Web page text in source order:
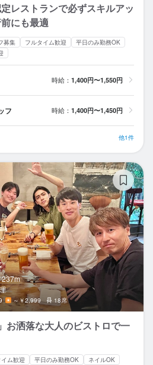
レストランで必ずスキルアッ
にも最適
募集 フルタイム歓迎
平日のみ勤務OK
時給： 1,400円〜1,550円
フ 時給： 1,400円〜1,450円
他1件
237m
～￥2,999 18席
お洒落な大人のビストロで一
ム歓迎 平日のみ勤務OK ネイルOK